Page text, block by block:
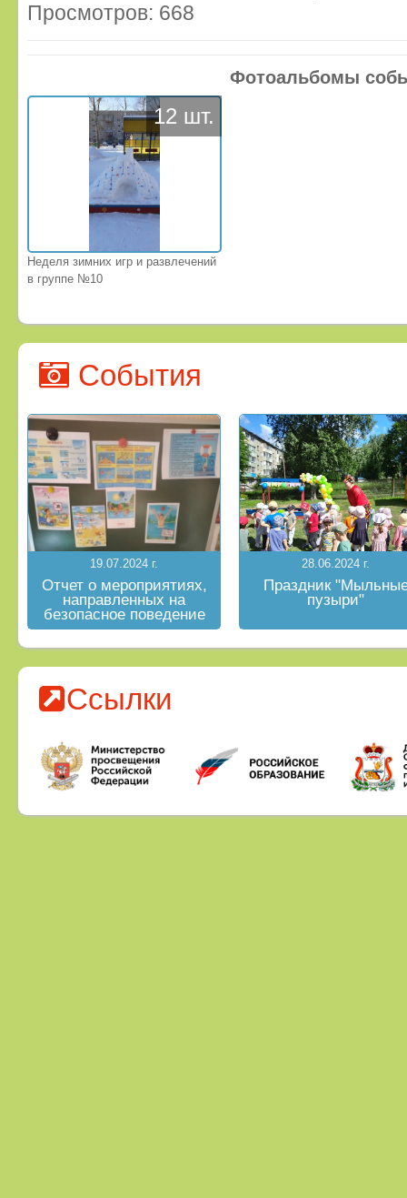
Просмотров: 668
Фотоальбомы
12 шт.
Неделя зимних игр и развлечений
в группе №10
События
19.07.2024 г.
Отчет о мероприятиях,
направленных на
безопасное поведение
на водных объектах в
летний период
28.06.2024 г.
Праздник
пузыри"
Ссылки